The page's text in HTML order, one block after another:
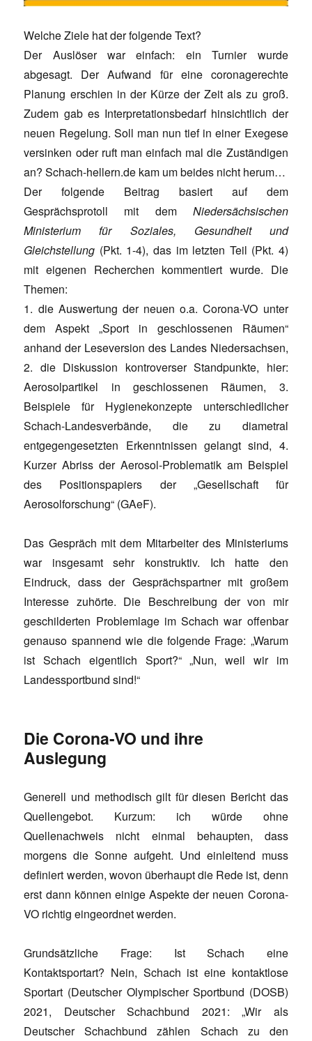
Welche Ziele hat der folgende Text?
Der Auslöser war einfach: ein Turnier wurde
abgesagt. Der Aufwand für eine coronagerechte
Planung erschien in der Kürze der Zeit als zu groß.
Zudem gab es Interpretationsbedarf hinsichtlich der
neuen Regelung. Soll man nun tief in einer Exegese
versinken oder ruft man einfach mal die Zuständigen
an? Schach-hellern.de kam um beides nicht herum…
Der folgende Beitrag basiert auf dem
Gesprächsprotoll mit dem Niedersächsischen
Ministerium für Soziales, Gesundheit und
Gleichstellung (Pkt. 1-4), das im letzten Teil (Pkt. 4)
mit eigenen Recherchen kommentiert wurde. Die
Themen:
1. die Auswertung der neuen o.a. Corona-VO unter
dem Aspekt „Sport in geschlossenen Räumen“
anhand der Leseversion des Landes Niedersachsen,
2. die Diskussion kontroverser Standpunkte, hier:
Aerosolpartikel in geschlossenen Räumen, 3.
Beispiele für Hygienekonzepte unterschiedlicher
Schach-Landesverbände, die zu diametral
entgegengesetzten Erkenntnissen gelangt sind, 4.
Kurzer Abriss der Aerosol-Problematik am Beispiel
des Positionspapiers der „Gesellschaft für
Aerosolforschung“ (GAeF).
Das Gespräch mit dem Mitarbeiter des Ministeriums
war insgesamt sehr konstruktiv. Ich hatte den
Eindruck, dass der Gesprächspartner mit großem
Interesse zuhörte. Die Beschreibung der von mir
geschilderten Problemlage im Schach war offenbar
genauso spannend wie die folgende Frage: „Warum
ist Schach eigentlich Sport?“ „Nun, weil wir im
Landessportbund sind!“
Die Corona-VO und ihre
Auslegung
Generell und methodisch gilt für diesen Bericht das
Quellengebot. Kurzum: ich würde ohne
Quellenachweis nicht einmal behaupten, dass
morgens die Sonne aufgeht. Und einleitend muss
definiert werden, wovon überhaupt die Rede ist, denn
erst dann können einige Aspekte der neuen Corona-
VO richtig eingeordnet werden.
Grundsätzliche Frage: Ist Schach eine
Kontaktsportart? Nein, Schach ist eine kontaktlose
Sportart (Deutscher Olympischer Sportbund (DOSB)
2021, Deutscher Schachbund 2021: „Wir als
Deutscher Schachbund zählen Schach zu den